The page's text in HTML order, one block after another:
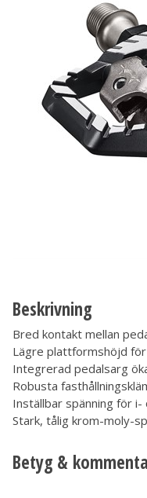
Beskrivning
Bred kontakt mellan
Lägre plattformshöjd
Integrerad pedalsarg
Robusta
Inställbar spänning för i-
Stark, tålig krom-moly-
Betyg &